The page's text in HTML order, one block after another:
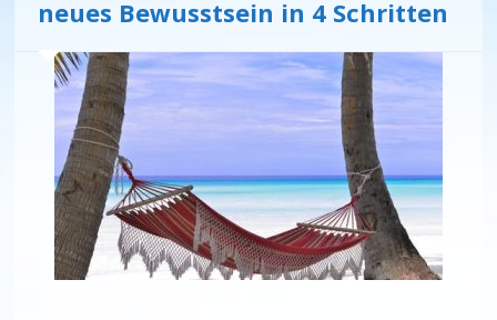
neues Bewusstsein in 4 Schritten